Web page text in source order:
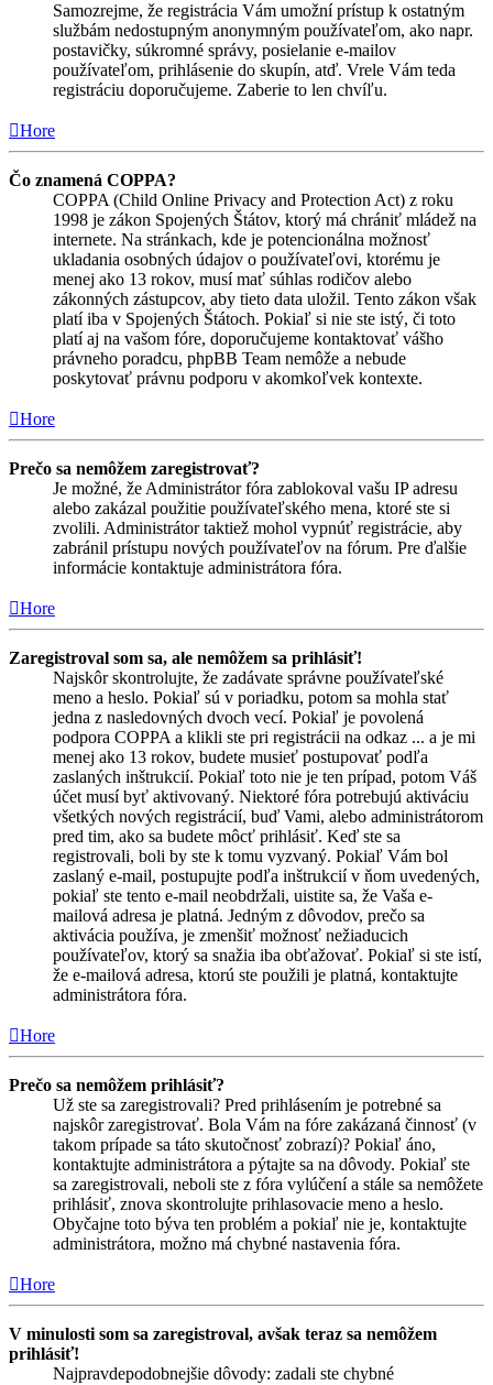
Samozrejme, že registrácia Vám umožní prístup k ostatným
službám nedostupným anonymným používateľom, ako napr.
postavičky, súkromné správy, posielanie e-mailov
používateľom, prihlásenie do skupín, atď. Vrele Vám teda
registráciu doporučujeme. Zaberie to len chvíľu.
Hore
Čo znamená COPPA?
COPPA (Child Online Privacy and Protection Act) z roku
1998 je zákon Spojených Štátov, ktorý má chrániť mládež na
internete. Na stránkach, kde je potencionálna možnosť
ukladania osobných údajov o používateľovi, ktorému je
menej ako 13 rokov, musí mať súhlas rodičov alebo
zákonných zástupcov, aby tieto data uložil. Tento zákon však
platí iba v Spojených Štátoch. Pokiaľ si nie ste istý, či toto
platí aj na vašom fóre, doporučujeme kontaktovať vášho
právneho poradcu, phpBB Team nemôže a nebude
poskytovať právnu podporu v akomkoľvek kontexte.
Hore
Prečo sa nemôžem zaregistrovať?
Je možné, že Administrátor fóra zablokoval vašu IP adresu
alebo zakázal použitie používateľského mena, ktoré ste si
zvolili. Administrátor taktiež mohol vypnúť registrácie, aby
zabránil prístupu nových používateľov na fórum. Pre ďalšie
informácie kontaktuje administrátora fóra.
Hore
Zaregistroval som sa, ale nemôžem sa prihlásiť!
Najskôr skontrolujte, že zadávate správne používateľské
meno a heslo. Pokiaľ sú v poriadku, potom sa mohla stať
jedna z nasledovných dvoch vecí. Pokiaľ je povolená
podpora COPPA a klikli ste pri registrácii na odkaz ... a je mi
menej ako 13 rokov, budete musieť postupovať podľa
zaslaných inštrukcií. Pokiaľ toto nie je ten prípad, potom Váš
účet musí byť aktivovaný. Niektoré fóra potrebujú aktiváciu
všetkých nových registrácií, buď Vami, alebo administrátorom
pred tim, ako sa budete môcť prihlásiť. Keď ste sa
registrovali, boli by ste k tomu vyzvaný. Pokiaľ Vám bol
zaslaný e-mail, postupujte podľa inštrukcií v ňom uvedených,
pokiaľ ste tento e-mail neobdržali, uistite sa, že Vaša e-
mailová adresa je platná. Jedným z dôvodov, prečo sa
aktivácia používa, je zmenšiť možnosť nežiaducich
používateľov, ktorý sa snažia iba obťažovať. Pokiaľ si ste istí,
že e-mailová adresa, ktorú ste použili je platná, kontaktujte
administrátora fóra.
Hore
Prečo sa nemôžem prihlásiť?
Už ste sa zaregistrovali? Pred prihlásením je potrebné sa
najskôr zaregistrovať. Bola Vám na fóre zakázaná činnosť (v
takom prípade sa táto skutočnosť zobrazí)? Pokiaľ áno,
kontaktujte administrátora a pýtajte sa na dôvody. Pokiaľ ste
sa zaregistrovali, neboli ste z fóra vylúčení a stále sa nemôžete
prihlásiť, znova skontrolujte prihlasovacie meno a heslo.
Obyčajne toto býva ten problém a pokiaľ nie je, kontaktujte
administrátora, možno má chybné nastavenia fóra.
Hore
V minulosti som sa zaregistroval, avšak teraz sa nemôžem
prihlásiť!
Najpravdepodobnejšie dôvody: zadali ste chybné